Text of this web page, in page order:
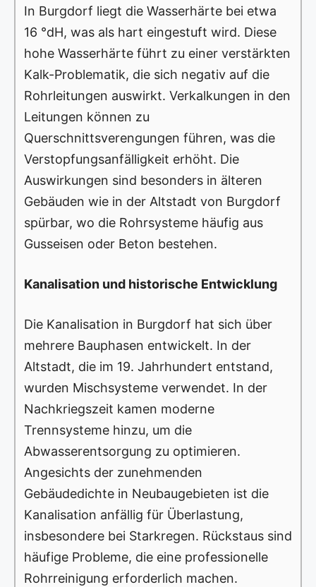
In Burgdorf liegt die Wasserhärte bei etwa
16 °dH, was als hart eingestuft wird. Diese
hohe Wasserhärte führt zu einer verstärkten
Kalk-Problematik, die sich negativ auf die
Rohrleitungen auswirkt. Verkalkungen in den
Leitungen können zu
Querschnittsverengungen führen, was die
Verstopfungsanfälligkeit erhöht. Die
Auswirkungen sind besonders in älteren
Gebäuden wie in der Altstadt von Burgdorf
spürbar, wo die Rohrsysteme häufig aus
Gusseisen oder Beton bestehen.
Kanalisation und historische Entwicklung
Die Kanalisation in Burgdorf hat sich über
mehrere Bauphasen entwickelt. In der
Altstadt, die im 19. Jahrhundert entstand,
wurden Mischsysteme verwendet. In der
Nachkriegszeit kamen moderne
Trennsysteme hinzu, um die
Abwasserentsorgung zu optimieren.
Angesichts der zunehmenden
Gebäudedichte in Neubaugebieten ist die
Kanalisation anfällig für Überlastung,
insbesondere bei Starkregen. Rückstaus sind
häufige Probleme, die eine professionelle
Rohrreinigung erforderlich machen.